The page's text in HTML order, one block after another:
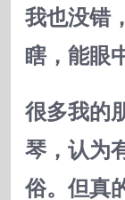
我也没错
瞎，能眼
很多我的
琴，认为
俗。但真